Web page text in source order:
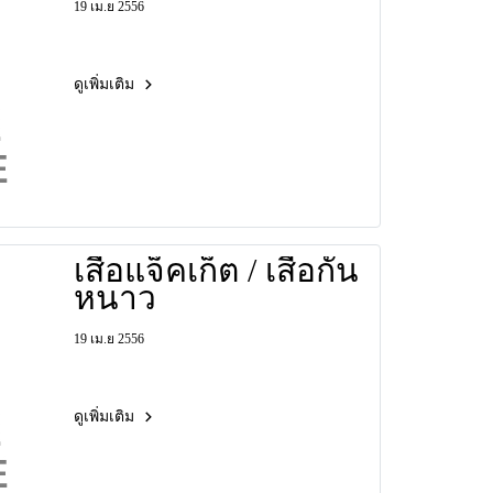
19 เม.ย 2556
ดูเพิ่มเติม
เสื้อแจ็คเก็ต / เสื้อกัน
หนาว
19 เม.ย 2556
ดูเพิ่มเติม